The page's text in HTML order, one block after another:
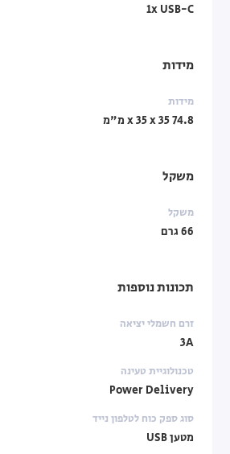
1x USB-C
מידות
מידות
74.8 x 35 x 35 מ"מ
משקל
משקל
66 גרם
תכונות נוספות
זרם חשמלי יציאה
3A
טכנולוגיית טעינה
Power Delivery
סוג ספק כוח לטלפון נייד
מטען USB